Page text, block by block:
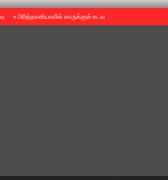
»பிரித்தானியாவில் காருக்குள் சடலம் -தமிழருடையதா ?